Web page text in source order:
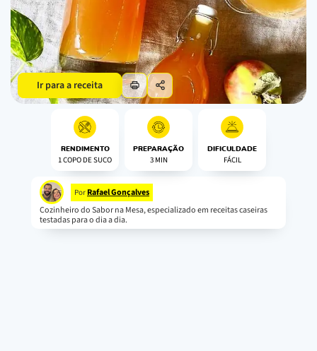
Ir para a receita
RENDIMENTO
1 COPO DE SUCO
PREPARAÇÃO
3 MIN
DIFICULDADE
FÁCIL
Por Rafael Gonçalves
Cozinheiro do Sabor na Mesa, especializado em receitas caseiras
testadas para o dia a dia.